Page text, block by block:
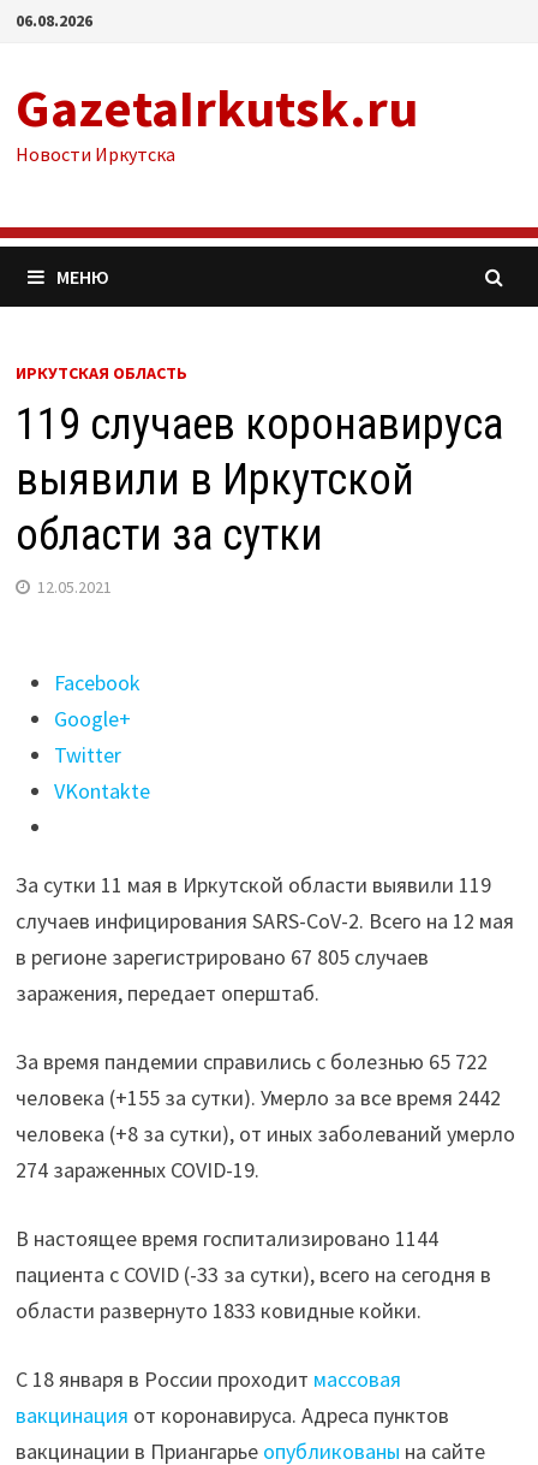
Перейти
06.08.2026
GazetaIrkutsk.ru
Новости Иркутска
МЕНЮ
ИРКУТСКАЯ ОБЛАСТЬ
119 случаев коронавируса
выявили в Иркутской
области за сутки
12.05.2021
Поделиться
"119
случаев
коронавируса
выявили
Иркутской
области
за
сутки"
Facebook
Google+
Twitter
VKontakte
За сутки 11 мая в Иркутской области выявили 119
случаев инфицирования SARS-CoV-2. Всего на 12 мая
в регионе зарегистрировано 67 805 случаев
заражения, передает оперштаб.
За время пандемии справились с болезнью 65 722
человека (+155 за сутки). Умерло за все время 2442
человека (+8 за сутки), от иных заболеваний умерло
274 зараженных COVID-19.
В настоящее время госпитализировано 1144
пациента с COVID (-33 за сутки), всего на сегодня в
области развернуто 1833 ковидные койки.
С 18 января в России проходит массовая
вакцинация от коронавируса. Адреса пунктов
вакцинации в Приангарье опубликованы на сайте